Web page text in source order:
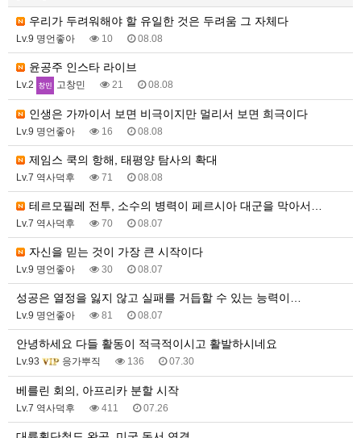
우리가 두려워해야 할 유일한 것은 두려움 그 자체다
Lv.9 명언좋아 10 08.08
윤공주 인스타 라이브
Lv.2 고창민 21 08.08
인생은 가까이서 보면 비극이지만 멀리서 보면 희극이다
Lv.9 명언좋아 16 08.08
제임스 쿡의 항해, 태평양 탐사의 확대
Lv.7 역사덕후 71 08.08
테르모필레 전투, 소수의 병력이 페르시아 대군을 막아서…
Lv.7 역사덕후 70 08.07
자신을 믿는 것이 가장 큰 시작이다
Lv.9 명언좋아 30 08.07
성공은 열정을 잃지 않고 실패를 거듭할 수 있는 능력이…
Lv.9 명언좋아 81 08.07
안녕하세요 다들 활동이 적극적이시고 활발하시네요
Lv.93 응가뿌직 136 07.30
베를린 회의, 아프리카 분할 시작
Lv.7 역사덕후 411 07.26